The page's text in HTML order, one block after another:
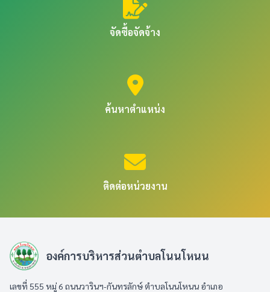
จัดซื้อจัดจ้าง
ค้นหาตำแหน่ง
ติดต่อหน่วยงาน
องค์การบริหารส่วนตำบลโนนโหนน
เลขที่ 555 หมู่ 6 ถนนวารินฯ-กันทรลักษ์ ตำบลโนนโหนน อำเภอ